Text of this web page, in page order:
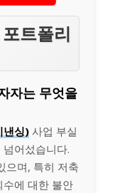
트폴리
자는 무엇을
낸싱) 사업 부실
어섰습니다.
으며, 특히 저축
에 대한 불안